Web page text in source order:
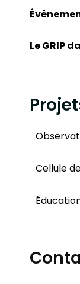
Le GRIP
Cellule